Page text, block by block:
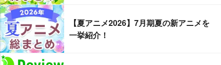
【夏アニメ2026】7月期夏の新アニメを
一挙紹介！